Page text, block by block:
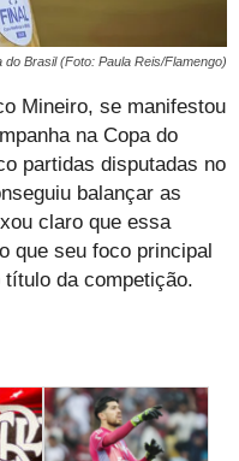
do Brasil (Foto: Paula Reis/Flamengo)
Mineiro, se manifestou
na Copa do
partidas disputadas no
balançar as
claro que essa
que seu foco principal
da competição.